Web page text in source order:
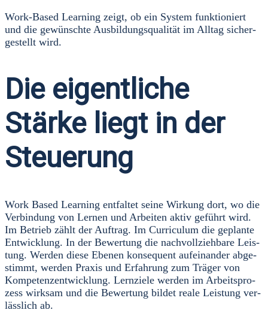
Work-Based Lear­ning zeigt, ob ein Sys­tem funk­tio­niert
und die gewünsch­te Aus­bil­dungs­qua­li­tät im All­tag sicher­
ge­stellt wird.
Die eigentliche
Stärke liegt in der
Steuerung
Work Based Lear­ning ent­fal­tet sei­ne Wir­kung dort, wo die
Ver­bin­dung von Ler­nen und Arbei­ten aktiv geführt wird.
Im Betrieb zählt der Auf­trag. Im Cur­ri­cu­lum die geplan­te
Ent­wick­lung. In der Bewer­tung die nach­voll­zieh­ba­re Leis­
tung. Wer­den die­se Ebe­nen kon­se­quent auf­ein­an­der abge­
stimmt, wer­den Pra­xis und Erfah­rung zum Trä­ger von
Kom­pe­tenz­ent­wick­lung. Lern­zie­le wer­den im Arbeits­pro­
zess wirk­sam und die Bewer­tung bil­det rea­le Leis­tung ver­
läss­lich ab.